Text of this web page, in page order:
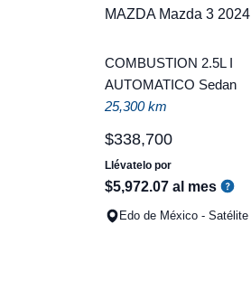
MAZDA Mazda 3 2024
COMBUSTION 2.5L I
AUTOMATICO Sedan
25,300 km
$338,700
Llévatelo por
$5,972.07 al mes
Edo de México - Satélite